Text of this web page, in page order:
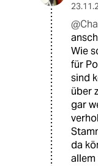
Wie
für
sind
über
gar
da
allem